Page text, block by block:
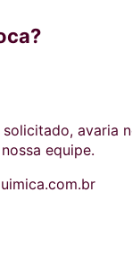
avaria
equipe.